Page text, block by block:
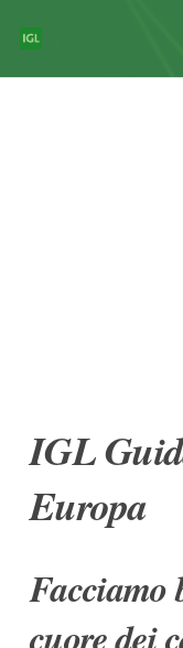
IGL
Europa
Facciamo
cuore dei